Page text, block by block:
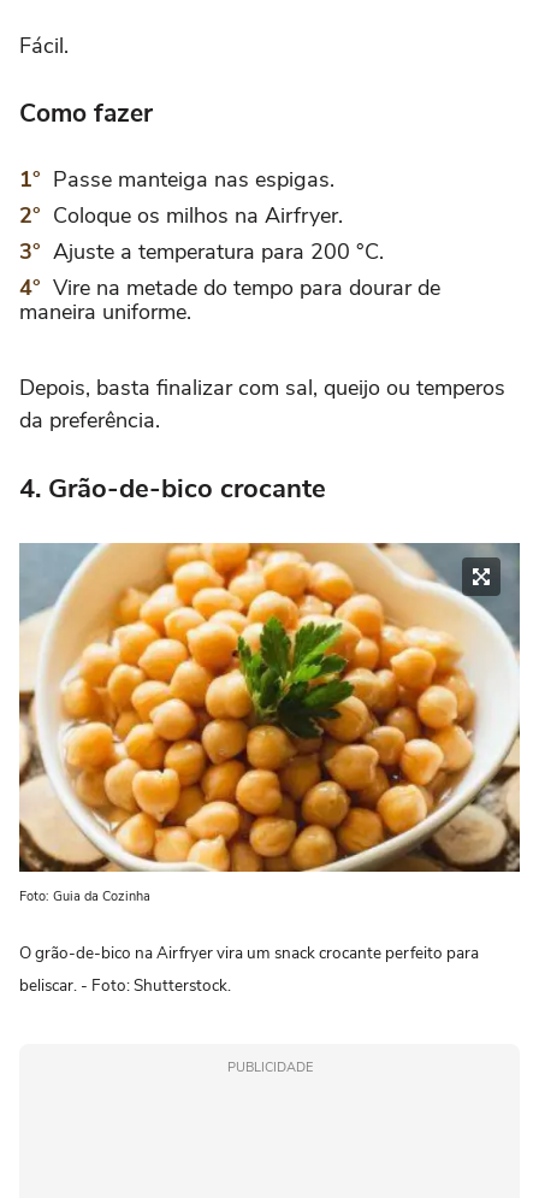
Fácil.
Como fazer
Passe manteiga nas espigas.
Coloque os milhos na Airfryer.
Ajuste a temperatura para 200 °C.
Vire na metade do tempo para dourar de
maneira uniforme.
Depois, basta finalizar com sal, queijo ou temperos
da preferência.
4. Grão-de-bico crocante
Foto: Guia da Cozinha
O grão-de-bico na Airfryer vira um snack crocante perfeito para
beliscar. - Foto: Shutterstock.
PUBLICIDADE